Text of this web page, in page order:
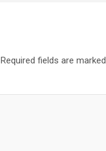
Required fields are marked